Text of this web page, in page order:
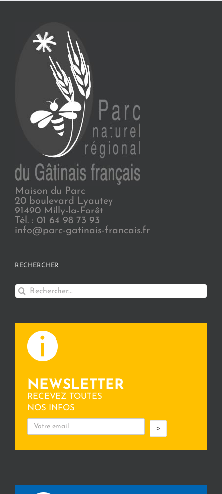
Maison du Parc
20 boulevard Lyautey
91490 Milly-la-Forêt
Tél. : 01 64 98 73 93
info@parc-gatinais-francais.fr
RECHERCHER
Rechercher:
NEWSLETTER
RECEVEZ TOUTES
NOS INFOS
>